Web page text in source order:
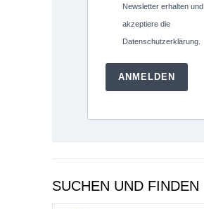
Newsletter erhalten und
akzeptiere die
Datenschutzerklärung.
ANMELDEN
SUCHEN UND FINDEN